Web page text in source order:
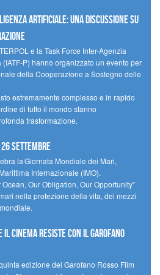
Artificiale: una discussione su
e la Task Force Inter-Agenzia
P) hanno organizzato un evento per
della Cooperazione a Sostegno delle
estremamente complesso e in rapido
di tutto il mondo stanno
trasformazione.
settembre
la Giornata Mondiale dei Mari,
Internazionale (IMO).
Our Obligation, Our Opportunity”
nella protezione della vita, dei mezzi
il cinema resiste con il Garofano
edizione del Garofano Rosso Film